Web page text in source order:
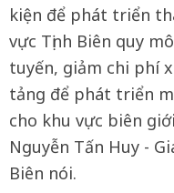
kiện để phát triển
vực Tịnh Biên quy
tuyến, giảm chi phí
tảng để phát triển
cho khu vực biên
Nguyễn Tấn Huy -
Biên nói.